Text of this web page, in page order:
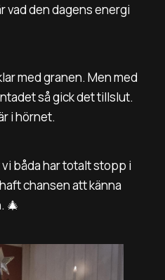
vad den dagens energi
med granen. Men med
så gick det tillslut.
i hörnet.
båda har totalt stopp i
chansen att känna
🎄